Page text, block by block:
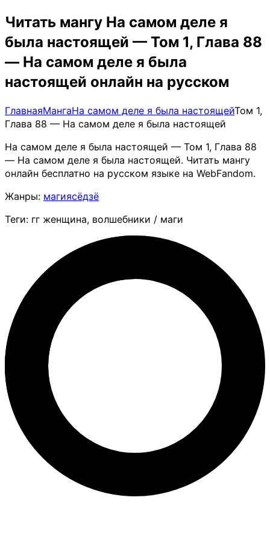
Читать мангу На самом деле я
была настоящей — Том 1, Глава 88
— На самом деле я была
настоящей онлайн на русском
ГлавнаяМангаНа самом деле я была настоящейТом 1,
Глава 88 — На самом деле я была настоящей
На самом деле я была настоящей — Том 1, Глава 88
— На самом деле я была настоящей. Читать мангу
онлайн бесплатно на русском языке на WebFandom.
Жанры: магиясёдзё
Теги: гг женщина, волшебники / маги